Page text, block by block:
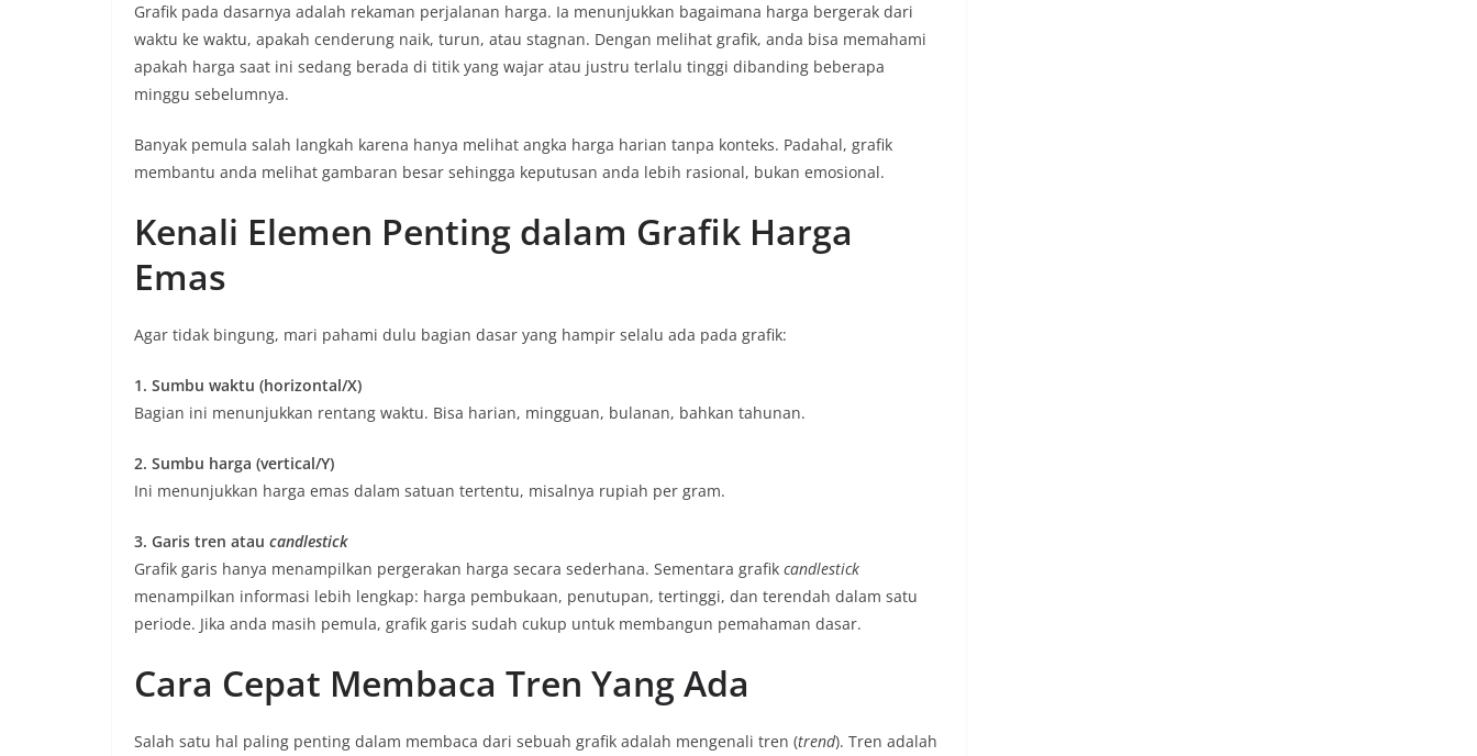
Grafik pada dasarnya adalah rekaman perjalanan harga. Ia menunjukkan bagaimana harga bergerak dari
waktu ke waktu, apakah cenderung naik, turun, atau stagnan. Dengan melihat grafik, anda bisa memahami
apakah harga saat ini sedang berada di titik yang wajar atau justru terlalu tinggi dibanding beberapa
minggu sebelumnya.
Banyak pemula salah langkah karena hanya melihat angka harga harian tanpa konteks. Padahal, grafik
membantu anda melihat gambaran besar sehingga keputusan anda lebih rasional, bukan emosional.
Kenali Elemen Penting dalam Grafik Harga
Emas
Agar tidak bingung, mari pahami dulu bagian dasar yang hampir selalu ada pada grafik:
1. Sumbu waktu (horizontal/X)
Bagian ini menunjukkan rentang waktu. Bisa harian, mingguan, bulanan, bahkan tahunan.
2. Sumbu harga (vertical/Y)
Ini menunjukkan harga emas dalam satuan tertentu, misalnya rupiah per gram.
3. Garis tren atau candlestick
Grafik garis hanya menampilkan pergerakan harga secara sederhana. Sementara grafik candlestick
menampilkan informasi lebih lengkap: harga pembukaan, penutupan, tertinggi, dan terendah dalam satu
periode. Jika anda masih pemula, grafik garis sudah cukup untuk membangun pemahaman dasar.
Cara Cepat Membaca Tren Yang Ada
Salah satu hal paling penting dalam membaca dari sebuah grafik adalah mengenali tren (trend). Tren adalah